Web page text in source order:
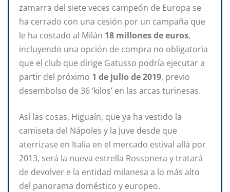
zamarra del siete veces campeón de Europa se
ha cerrado con una cesión por un campaña que
le ha costado al Milán 18 millones de euros,
incluyendo una opción de compra no obligatoria
que el club que dirige Gatusso podría ejecutar a
partir del próximo 1 de julio de 2019, previo
desembolso de 36 ‘kilos’ en las arcas turinesas.
Así las cosas, Higuaín, que ya ha vestido la
camiseta del Nápoles y la Juve desde que
aterrizase en Italia en el mercado estival allá por
2013, será la nueva estrella Rossonera y tratará
de devolver e la entidad milanesa a lo más alto
del panorama doméstico y europeo.